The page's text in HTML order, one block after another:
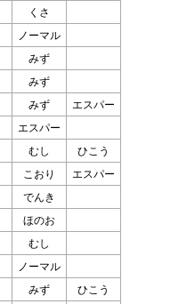
くさ
ノーマル
みず
みず
みず エスパー
エスパー
むし ひこう
こおり エスパー
でんき
ほのお
むし
ノーマル
みず ひこう